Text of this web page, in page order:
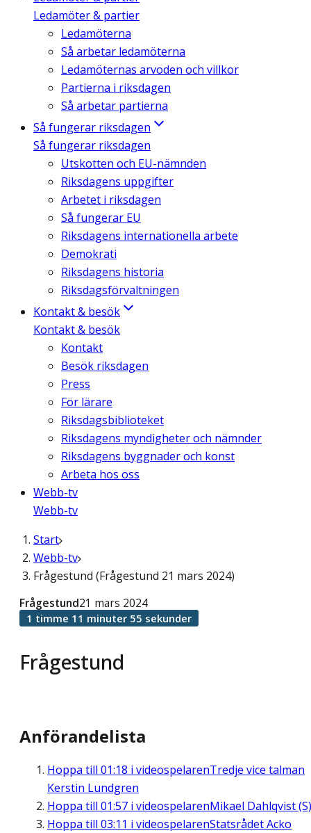
Ledamöter & partier
Ledamöterna
Så arbetar ledamöterna
Ledamöternas arvoden och villkor
Partierna i riksdagen
Så arbetar partierna
Så fungerar riksdagen
Så fungerar riksdagen
Utskotten och EU-nämnden
Riksdagens uppgifter
Arbetet i riksdagen
Så fungerar EU
Riksdagens internationella arbete
Demokrati
Riksdagens historia
Riksdagsförvaltningen
Kontakt & besök
Kontakt & besök
Kontakt
Besök riksdagen
Press
För lärare
Riksdagsbiblioteket
Riksdagens myndigheter och nämnder
Riksdagens byggnader och konst
Arbeta hos oss
Webb-tv
Webb-tv
Start
Webb-tv
Frågestund (Frågestund 21 mars 2024)
Frågestund
Frågestund21 mars 2024
1 timme 11 minuter 55 sekunder
Anförandelista
Hoppa till 01:18 i videospelarenTredje vice talman
Kerstin Lundgren
Hoppa till 01:57 i videospelarenMikael Dahlqvist (S)
Hoppa till 03:11 i videospelarenStatsrådet Acko